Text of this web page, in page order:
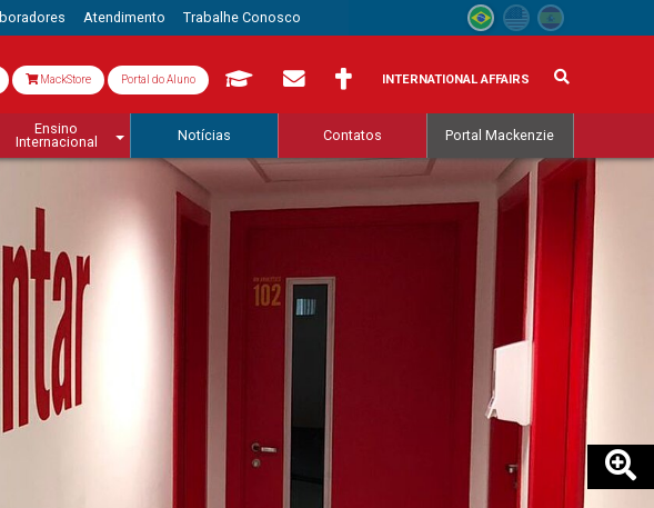
Atendimento Trabalhe Conosco
MackStore Portal do Aluno INTERNATIONAL AFFAIRS
Ensino
Internacional
Notícias Contatos Portal Mackenzie